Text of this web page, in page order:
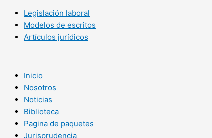
Legislación laboral
Modelos de escritos
Artículos jurídicos
Inicio
Nosotros
Noticias
Biblioteca
Pagina de paquetes
Jurisprudencia